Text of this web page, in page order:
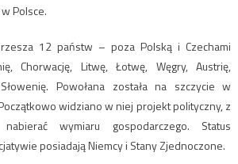
Polsce.
12 państw – poza Polską i Czechami
Chorwację, Litwę, Łotwę, Węgry, Austrię,
Powołana została na szczycie w
widziano w niej projekt polityczny, z
wymiaru gospodarczego. Status
posiadają Niemcy i Stany Zjednoczone.